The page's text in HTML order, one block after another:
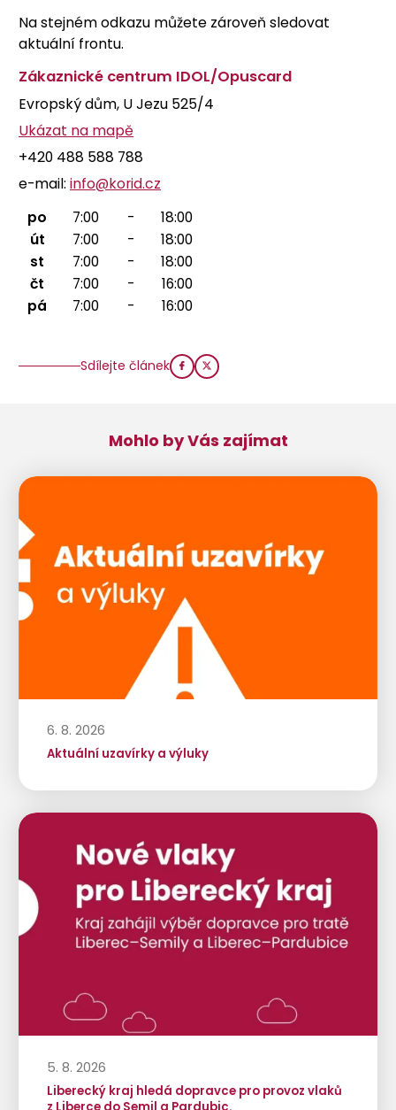
Na stejném odkazu můžete zároveň sledovat
aktuální frontu.
Zákaznické centrum IDOL/Opuscard
Evropský dům, U Jezu 525/4
Ukázat na mapě
+420 488 588 788
e-mail: info@korid.cz
po
7:00 -
18:00
út
7:00 -
18:00
st
7:00 -
18:00
čt
7:00 -
16:00
pá
7:00 - 16:00
Sdílejte článek
Mohlo by Vás zajímat
6. 8. 2026
Aktuální uzavírky a výluky
5. 8. 2026
Liberecký kraj hledá dopravce pro provoz vlaků